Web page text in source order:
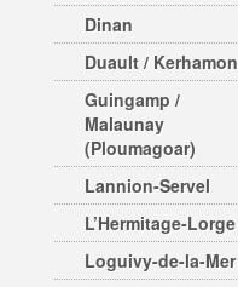
Dinan
Duault / Kerhamon
Guingamp /
Malaunay
(Ploumagoar)
Lannion-Servel
L’Hermitage-Lorge
Loguivy-de-la-Mer